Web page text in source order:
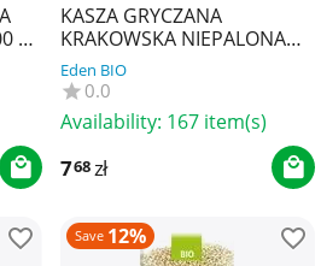
g -
KASZA GRYCZANA
KRAKOWSKA NIEPALONA
BIO (POLSKA) 500 g - BIO RAJ
Eden BIO
0.0
Availability: 167 item(s)
768zł
Save 12%